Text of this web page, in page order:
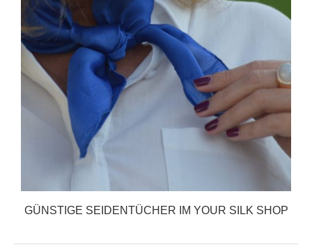
GÜNSTIGE SEIDENTÜCHER IM YOUR SILK SHOP